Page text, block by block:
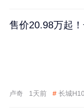
售价20.98万起
卢奇 1天前 # 长城